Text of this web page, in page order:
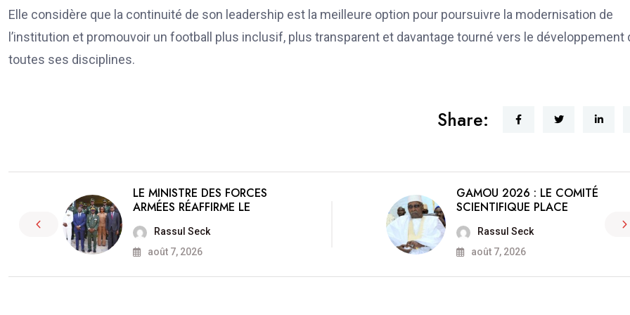
Elle considère que la continuité de son leadership est la meilleure option pour poursuivre la modernisation de
l’institution et promouvoir un football plus inclusif, plus transparent et davantage tourné vers le développement
toutes ses disciplines.
Share:
LE MINISTRE DES FORCES
ARMÉES RÉAFFIRME LE
Rassul Seck
août 7, 2026
GAMOU 2026 : LE COMITÉ
SCIENTIFIQUE PLACE
Rassul Seck
août 7, 2026